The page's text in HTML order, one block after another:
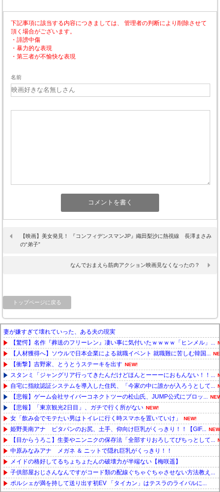
下記事項に該当する内容につきましては、 管理者の判断により削除させて
頂く場合がございます。
・誹謗中傷
・暴力的な表現
・第三者が不愉快な表現
名前
【映画】美女発見！ 『コンフィデンスマンJP』織田梨沙に熱視線 長澤まさみ
の“弟子”
なんでおまえら筋肉アクション映画見なくなったの？
トップページに戻る
妻が嫌すぎて壊れていった、ある夫の現実
【驚愕】名作『葬送のフリーレン』凄い事に気付いたｗｗｗｗ「ヒンメル」...
【人材獲得へ】ソウルで日本企業による就職イベント 就職難に苦しむ韓国...
【衝撃】吉野家、とうとうステーキを出す NEW!
スタンミ「ジャングリア行ってきたんだけどほんとーーーにおもんない！！...
自宅に指紋認証システムを導入した住民、「今家の中に誰かが入ろうとして...
【悲報】ゲーム会社サイバーコネクトツーの松山氏、JUMP公式にブロッ...
【悲報】「東京観光2日目」、ガチで行く所がない NEW!
女「飲み会でモテたい男はトイレに行く時スマホを置いていけ」 NEW!
姫野美南アナ ピタパンのお尻、土手、仰向け巨乳がくっきり！！【GIF...
【目からうろこ】生姜やニンニクの保存法「全部すりおろしてぴちっとして...
中原みなみアナ メガネ ＆ ニットで隠れ巨乳がくっきり！！
メイドの格好してるちょちょたんの破壊力が半端ない【梅咲遥】
子供部屋おじさんなんですがコード類の配線ぐちゃぐちゃさせない方法教え...
ポルシェが満を持して送り出す初EV 「タイカン」はテスラのライバルに...